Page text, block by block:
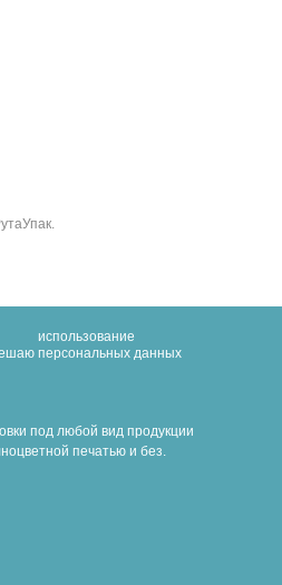
использование
персональных данных
под любой вид продукции
печатью и без.